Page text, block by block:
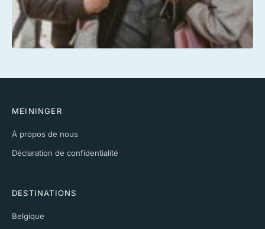
MEININGER
À propos de nous
Déclaration de confidentialité
DESTINATIONS
Belgique